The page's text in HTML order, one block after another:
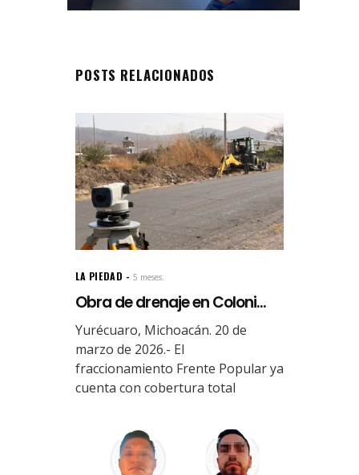
POSTS RELACIONADOS
LA PIEDAD 5 meses.
Obra de drenaje en Coloni...
Yurécuaro, Michoacán. 20 de
marzo de 2026.- El
fraccionamiento Frente Popular ya
cuenta con cobertura total